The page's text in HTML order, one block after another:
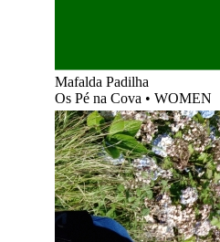
Mafalda Padilha
Os Pé na Cova • WOMEN